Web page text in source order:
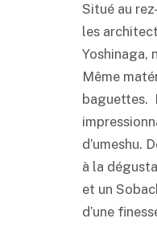
Situé au
les
Yoshinaga,
Même
baguettes.
d’umeshu.
à la
et un
d’une